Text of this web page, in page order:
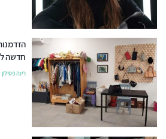
חדשה
רינה פטילון